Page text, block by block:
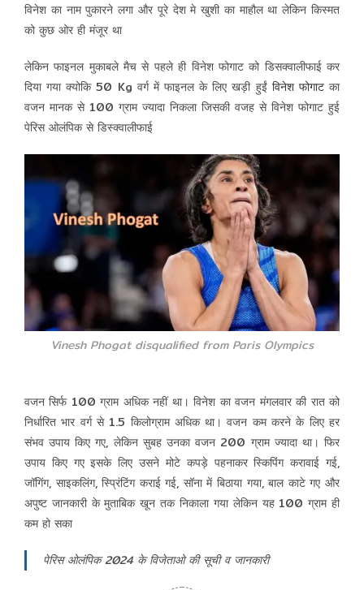
विनेश का नाम पुकारने लगा और पूरे देश मे खुशी का माहौल था लेकिन किस्मत
को कुछ ओर ही मंजूर था
लेकिन फाइनल मुकाबले मैच से पहले ही विनेश फोगाट को डिसक्वालीफाई कर
दिया गया क्योकि 50 Kg वर्ग में फाइनल के लिए खड़ी हुईं विनेश फोगाटका
वजन मानक से 100 ग्राम ज्यादा निकला जिसकी वजह से विनेश फोगाट हुई
पेरिस ओलंपिक से डिस्क्वालीफाई
Vinesh Phogat disqualified from Paris Olympics
वजन सिर्फ 100 ग्राम अधिक नहीं था। विनेश का वजन मंगलवार की रात को
निर्धारित भार वर्ग से 1.5 किलोग्राम अधिक था। वजन कम करने के लिए हर
संभव उपाय किए गए, लेकिन सुबह उनका वजन 200 ग्राम ज्यादा था। फिर
उपाय किए गए इसके लिए उसने मोटे कपड़े पहनाकर स्किपिंग करावाई गई,
जॉगिंग, साइकलिंग, स्प्रिंटिंग कराई गई, सॉना में बिठाया गया, बाल काटे गए और
अपुष्ट जानकारी के मुताबिक खून तक निकाला गया लेकिन यह 100 ग्राम ही
कम हो सका
पेरिस ओलंपिक 2024 के विजेताओ की सूची व जानकारी